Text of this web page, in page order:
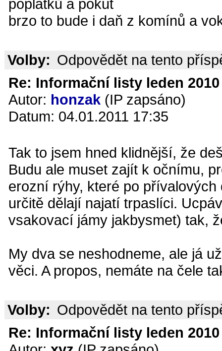
poplatků a pokut
brzo to bude i daň z komínů a
Volby: Odpovědět na tento
Re: Informační listy leden
Autor: honzak (IP zapsáno)
Datum: 04.01.2011 17:35
Tak to jsem hned klidnější, že
Budu ale muset zajít k očnímu,
erozní rýhy, které po
určitě dělají najatí trpaslíci.
vsakovací jámy jakbysmet) tak,
My dva se neshodneme, ale já
věci. A propos, nemáte na čele
Volby: Odpovědět na tento
Re: Informační listy leden